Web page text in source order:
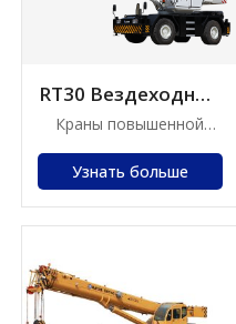
RT30 Вездеходный
кран
Краны повышенной
Узнать больше